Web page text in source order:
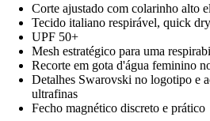
Corte ajustado com colarinho alto
Tecido italiano respirável, quick
UPF 50+
Mesh estratégico para uma
Recorte em gota d'água feminino
Detalhes Swarovski no logotipo e
ultrafinas
Fecho magnético discreto e prático